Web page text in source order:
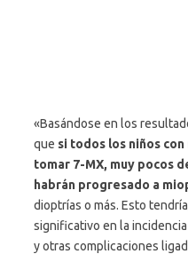
«Basándose en los
que si todos los niños
tomar 7-MX, muy pocos
habrán progresado a
dioptrías o más. Esto
significativo en la
y otras complicaciones